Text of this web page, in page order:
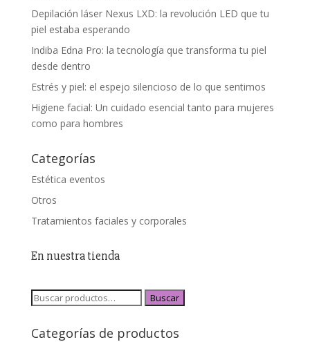
Depilación láser Nexus LXD: la revolución LED que tu
piel estaba esperando
Indiba Edna Pro: la tecnología que transforma tu piel
desde dentro
Estrés y piel: el espejo silencioso de lo que sentimos
Higiene facial: Un cuidado esencial tanto para mujeres
como para hombres
Categorías
Estética eventos
Otros
Tratamientos faciales y corporales
En nuestra tienda
Buscar
Categorías de productos